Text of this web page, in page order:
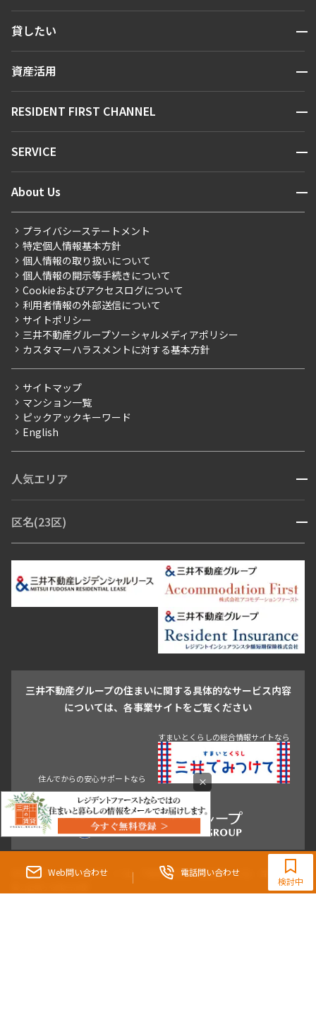
Web問い合わせ 電話問い合わせ
0120-321-364
9:30~18:00（水曜定休）
検討中
人気エリアから探す
新着情報から探す
新着募集情報
こだわりから探す
こだわり一覧
プレミアムマンション
新築
当社限定（港区・渋谷区）
当社限定（港区・渋谷区以外）
三井不動産企画
賃料改定
フリーレント
ペット可
ブランドマンション
貸したい 開閉
お問い合わせ
資産活用 開閉
お問い合わせ
RESIDENT FIRST CHANNEL 開閉
マンションレポート
住まいのコラム
SERVICE 開閉
会員ページ
ご入居・提携サービス
お部屋探しからご契約まで
よくあるご質問
社宅紹介
【仲介会社様向け】当社仲介事業部取り扱い物件入居申込
About Us 開閉
会社情報
事業案内
採用情報
ニュースリリース
お問い合わせ
プライバシーステートメント
特定個人情報基本方針
個人情報の取り扱いについて
個人情報の開示等手続きについて
Cookieおよびアクセスログについて
利用者情報の外部送信について
サイトポリシー
三井不動産グループソーシャルメディアポリシー
カスタマーハラスメントに対する基本方針
サイトマップ
マンション一覧
ピックアックキーワード
English
人気エリア 開閉
青山・表参道・原宿
市ヶ谷・神楽坂・飯田橋
三田・芝・浜松町
芝浦・汐留・品川
月島・勝どき・豊洲
本郷・春日・小石川
新宿・代々木
目白・高田馬場・早稲田
祐天寺・学芸大学・自由が丘
池袋・板橋・王子
青山 渋谷 東京・大手町 新宿 品川
目黒・中目黒
区名(23区) 開閉
江東区 台東区 墨田区
中野区
豊島区
杉並区 板橋区 練馬区 荒川区
足立区
三井不動産グループの住まいに関する具体的なサービス内容
については、各事業サイトをご覧ください
住んでからの安心サポートなら
すまいとくらしの総合情報サイトなら
東京都知事（3）第96482号 （一社） 不動産流通経営協会会員 （公社） 首都圏不動
×